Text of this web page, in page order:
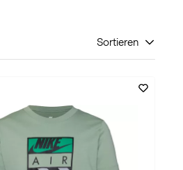
Sortieren